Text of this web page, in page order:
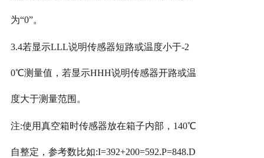
为“0”。
3.4若显示LLL说明传感器短路或温度小于-2
0℃测量值，若显示HHH说明传感器开路或温
度大于测量范围。
注:使用真空箱时传感器放在箱子内部，140℃
自整定，参考数比如:I=392+200=592.P=848.D